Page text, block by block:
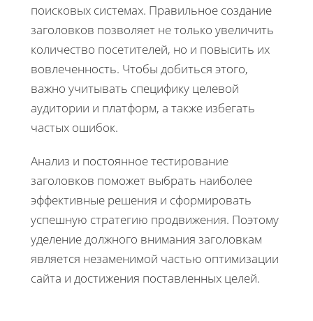
поисковых системах. Правильное создание
заголовков позволяет не только увеличить
количество посетителей, но и повысить их
вовлеченность. Чтобы добиться этого,
важно учитывать специфику целевой
аудитории и платформ, а также избегать
частых ошибок.
Анализ и постоянное тестирование
заголовков поможет выбрать наиболее
эффективные решения и сформировать
успешную стратегию продвижения. Поэтому
уделение должного внимания заголовкам
является незаменимой частью оптимизации
сайта и достижения поставленных целей.